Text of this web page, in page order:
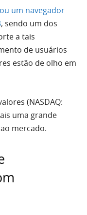
um navegador
, sendo um dos
a tais
de usuários
estão de olho em
(NASDAQ:
uma grande
mercado.